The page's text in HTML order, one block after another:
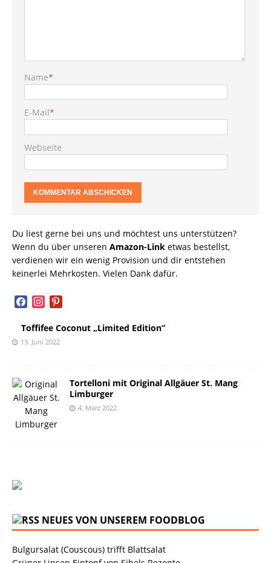
Name*
E-Mail*
Webseite
Du liest gerne bei uns und möchtest uns unterstützen?
Wenn du über unseren Amazon-Link etwas bestellst,
verdienen wir ein wenig Provision und dir entstehen
keinerlei Mehrkosten. Vielen Dank dafür.
facebookinstagram
pinterest
Toffifee Coconut „Limited Edition“
13. Juni 2022
Tortelloni mit Original Allgäuer St. Mang
Limburger
4. März 2022
NEUES VON UNSEREM FOODBLOG
Bulgursalat (Couscous) trifft Blattsalat